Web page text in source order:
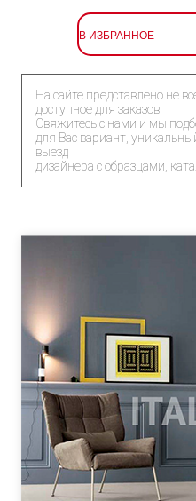
В ИЗБРАННОЕ
На сайте представлено не
доступное для заказов.
Свяжитесь с нами и мы
для Вас вариант,
выезд
дизайнера с образцами,